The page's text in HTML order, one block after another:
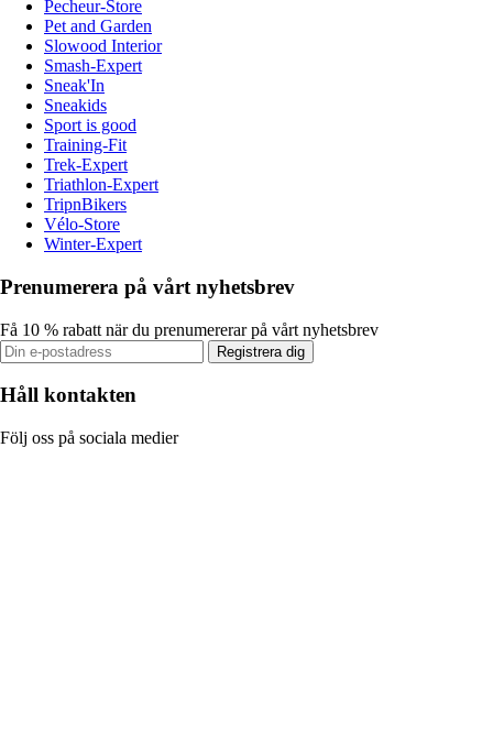
Pecheur-Store
Pet and Garden
Slowood Interior
Smash-Expert
Sneak'In
Sneakids
Sport is good
Training-Fit
Trek-Expert
Triathlon-Expert
TripnBikers
Vélo-Store
Winter-Expert
Prenumerera på vårt nyhetsbrev
Få 10 % rabatt när du prenumererar på vårt nyhetsbrev
Registrera dig
Håll kontakten
Följ oss på sociala medier